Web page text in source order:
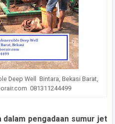
Deep Well Bintara, Bekasi Barat,
081311244499
dalam pengadaan sumur jet